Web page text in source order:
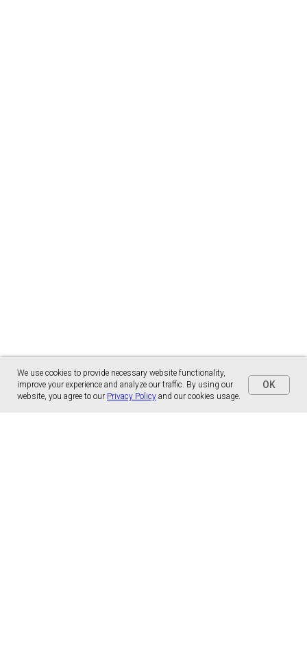
We use cookies to provide necessary website functionality,
improve your experience and analyze our traffic. By using our
website, you agree to our Privacy Policy and our cookies usage.
OK